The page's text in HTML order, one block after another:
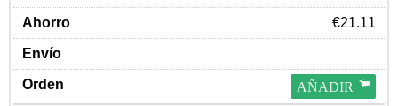
€21.11
AÑADIR